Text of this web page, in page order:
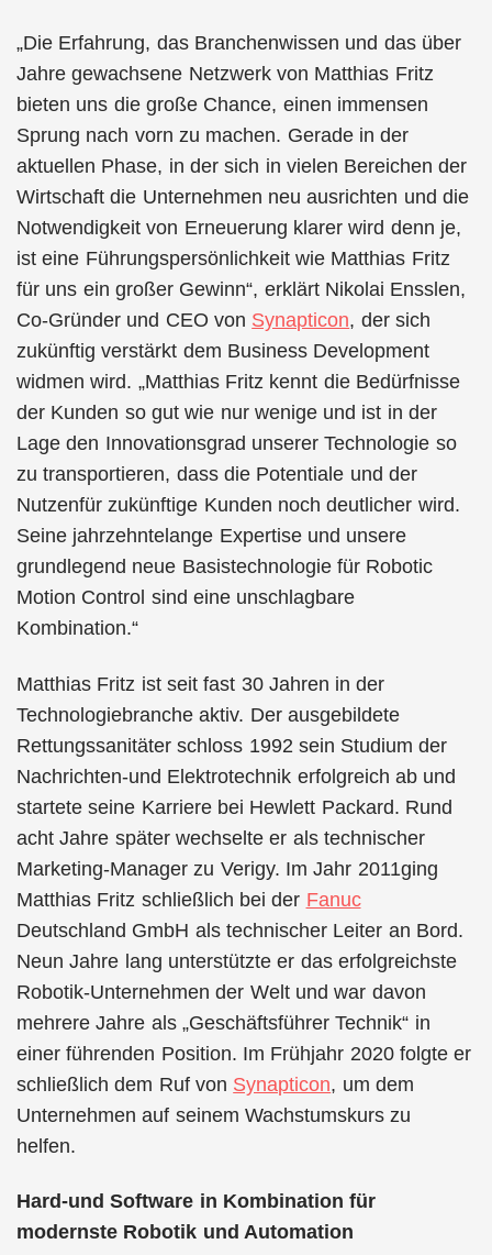
„Die Erfahrung, das Branchenwissen und das über
Jahre gewachsene Netzwerk von Matthias Fritz
bieten uns die große Chance, einen immensen
Sprung nach vorn zu machen. Gerade in der
aktuellen Phase, in der sich in vielen Bereichen der
Wirtschaft die Unternehmen neu ausrichten und die
Notwendigkeit von Erneuerung klarer wird denn je,
ist eine Führungspersönlichkeit wie Matthias Fritz
für uns ein großer Gewinn“, erklärt Nikolai Ensslen,
Co-Gründer und CEO von Synapticon, der sich
zukünftig verstärkt dem Business Development
widmen wird. „Matthias Fritz kennt die Bedürfnisse
der Kunden so gut wie nur wenige und ist in der
Lage den Innovationsgrad unserer Technologie so
zu transportieren, dass die Potentiale und der
Nutzenfür zukünftige Kunden noch deutlicher wird.
Seine jahrzehntelange Expertise und unsere
grundlegend neue Basistechnologie für Robotic
Motion Control sind eine unschlagbare
Kombination.“
Matthias Fritz ist seit fast 30 Jahren in der
Technologiebranche aktiv. Der ausgebildete
Rettungssanitäter schloss 1992 sein Studium der
Nachrichten-und Elektrotechnik erfolgreich ab und
startete seine Karriere bei Hewlett Packard. Rund
acht Jahre später wechselte er als technischer
Marketing-Manager zu Verigy. Im Jahr 2011ging
Matthias Fritz schließlich bei der Fanuc
Deutschland GmbH als technischer Leiter an Bord.
Neun Jahre lang unterstützte er das erfolgreichste
Robotik-Unternehmen der Welt und war davon
mehrere Jahre als „Geschäftsführer Technik“ in
einer führenden Position. Im Frühjahr 2020 folgte er
schließlich dem Ruf von Synapticon, um dem
Unternehmen auf seinem Wachstumskurs zu
helfen.
Hard-und Software in Kombination für
modernste Robotik und Automation